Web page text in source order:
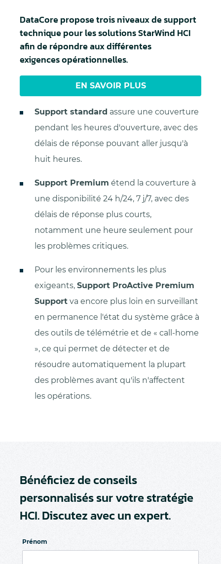
DataCore propose trois niveaux de support
technique pour les solutions StarWind HCI
afin de répondre aux différentes
exigences opérationnelles.
EN SAVOIR PLUS
Support standard assure une couverture
pendant les heures d'ouverture, avec des
délais de réponse pouvant aller jusqu'à
huit heures.
Support Premium étend la couverture à
une disponibilité 24 h/24, 7 j/7, avec des
délais de réponse plus courts,
notamment une heure seulement pour
les problèmes critiques.
Pour les environnements les plus
exigeants, Support ProActive Premium
Support va encore plus loin en surveillant
en permanence l'état du système grâce à
des outils de télémétrie et de « call-home
», ce qui permet de détecter et de
résoudre automatiquement la plupart
des problèmes avant qu'ils n'affectent
les opérations.
Bénéficiez de conseils
personnalisés sur votre stratégie
HCI. Discutez avec un expert.
Prénom